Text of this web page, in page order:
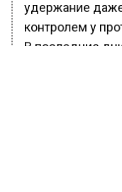
удержание
контролем у
В последние